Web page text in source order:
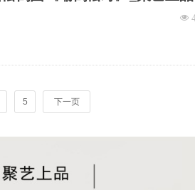
넶
5 下一页